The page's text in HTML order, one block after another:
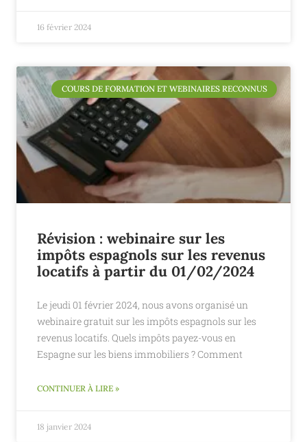
16 février 2024
COURS DE FORMATION ET WEBINAIRES RECONNUS
Révision : webinaire sur les
impôts espagnols sur les revenus
locatifs à partir du 01/02/2024
Le jeudi 01 février 2024, nous avons organisé un
webinaire gratuit sur les impôts espagnols sur les
revenus locatifs. Quels impôts payez-vous en
Espagne sur les biens immobiliers ? Comment
CONTINUER À LIRE »
18 janvier 2024